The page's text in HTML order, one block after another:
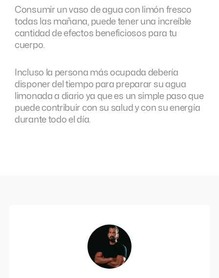
Consumir un vaso de agua con limón fresco
todas las mañana, puede tener una increíble
cantidad de efectos beneficiosos para tu
cuerpo.
Incluso la persona más ocupada debería
disponer del tiempo para preparar su agua
limonada a diario ya que es un simple paso que
puede contribuir con su salud y con su energía
durante todo el día.